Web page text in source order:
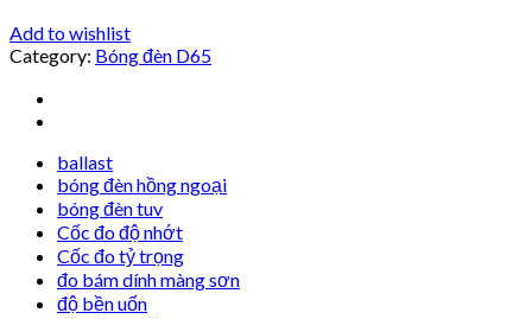
Add to wishlist
Category: Bóng đèn D65
ballast
bóng đèn hồng ngoại
bóng đèn tuv
Cốc đo độ nhớt
Cốc đo tỷ trọng
đo bám dính màng sơn
độ bền uốn